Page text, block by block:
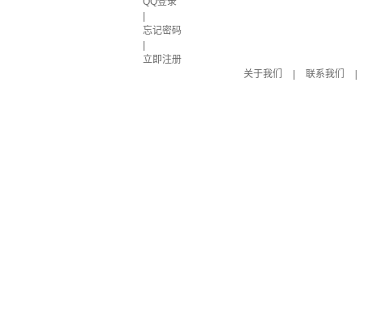
忘记密码
立即注册
关于我们
联系我们